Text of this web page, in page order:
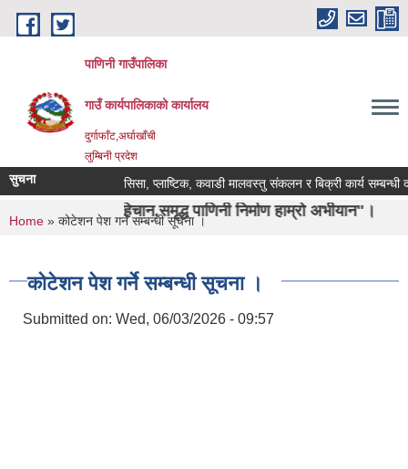
Skip to main content
पाणिनी गाउँपालिका
गाउँ कार्यपालिकाको कार्यालय
दुर्गाफाँट,अर्घाखाँची
लुम्बिनी प्रदेश
पहिचान,समृद्ध पाणिनी निर्माण हाम्रो अभीयान"।
सुचना सिसा, प्लाष्टिक, कवाडी मालवस्तु संकलन र बिक्री कार्य सम्बन्धी
You are here
Home » कोटेशन पेश गर्ने सम्बन्धी सूचना ।
कोटेशन पेश गर्ने सम्बन्धी सूचना ।
Submitted on: Wed, 06/03/2026 - 09:57